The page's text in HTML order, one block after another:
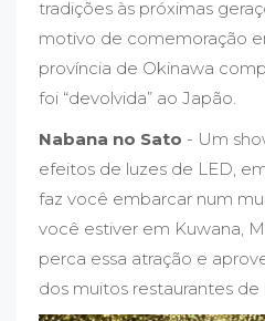
tradições às próximas
motivo de comemoração
província de Okinawa
foi “devolvida” ao Japão.
Nabana no Sato - Um
efeitos de luzes de LED,
faz você embarcar num
você estiver em Kuwana,
perca essa atração e
dos muitos restaurantes de